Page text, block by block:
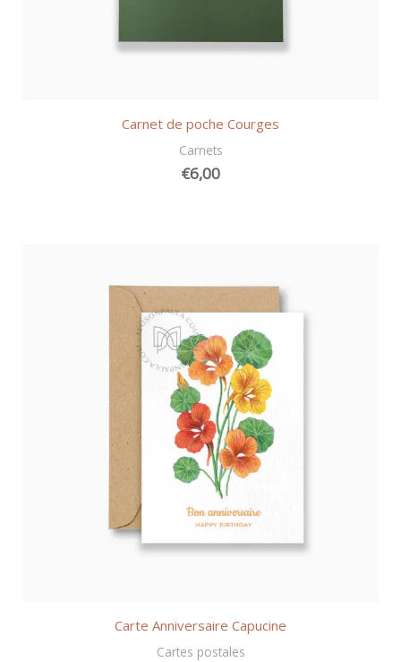
Carnet de poche Courges
Carnets
€6,00
Carte Anniversaire Capucine
Cartes postales